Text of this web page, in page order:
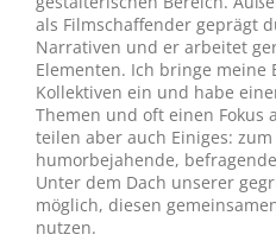
als Filmschaffender geprägt
Narrativen und er arbeitet
Elementen. Ich bringe
Kollektiven ein und habe
Themen und oft einen Fokus
teilen aber auch Einiges:
humorbejahende,
Unter dem Dach unserer
möglich, diesen
nutzen.